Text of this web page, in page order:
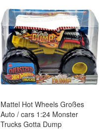
Mattel Hot Wheels Großes
Auto / cars 1:24 Monster
Trucks Gotta Dump